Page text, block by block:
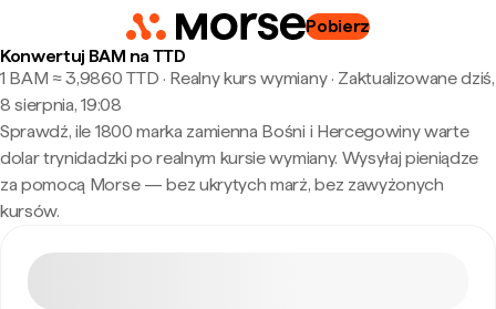
Pobierz
Konwertuj BAM na TTD
1 BAM ≈ 3,9860 TTD · Realny kurs wymiany· Zaktualizowane dziś,
8 sierpnia, 19:08
Sprawdź, ile 1800 marka zamienna Bośni i Hercegowiny warte
dolar trynidadzki po realnym kursie wymiany. Wysyłaj pieniądze
za pomocą Morse — bez ukrytych marż, bez zawyżonych
kursów.